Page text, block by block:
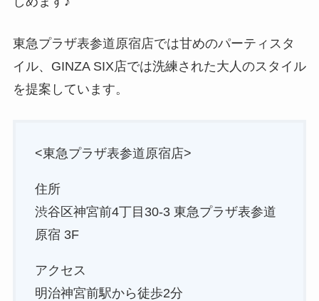
東急プラザ表参道原宿店では甘めのパーティスタ
イル、GINZA SIX店では洗練された大人のスタイル
を提案しています。
<東急プラザ表参道原宿店>
住所
渋谷区神宮前4丁目30-3 東急プラザ表参道
原宿 3F
アクセス
明治神宮前駅から徒歩2分